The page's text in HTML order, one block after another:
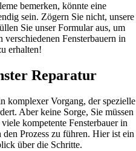
bemerken, könnte eine
sein. Zögern Sie nicht, unsere
Sie unser Formular aus, um
Fensterbauern in
erhalten!
Reparatur
komplexer Vorgang, der spezielle
Aber keine Sorge, Sie müssen
kompetente Fensterbauer in
Prozess zu führen. Hier ist ein
über die Schritte.